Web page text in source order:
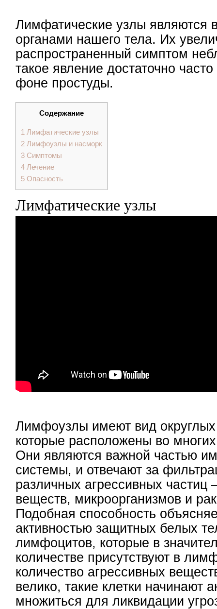
Лимфатические узлы являются
органами нашего тела. Их
распространенный симптом
такое явление достаточно
фоне простуды.
Содержание
1 Лимфатические узлы
2 Лимфоузлы и насморк
3 Симптомы
4 Лечение
5 Опасность
Лимфатические узлы
Лимфоузлы имеют вид округлых
которые расположены во
Они являются важной частью
системы, и отвечают за
различных агрессивных частиц
веществ, микроорганизмов и
Подобная способность
активностью защитных белых
лимфоцитов, которые в
количестве присутствуют в
количество агрессивных
велико, такие клетки начинают
множиться для ликвидации